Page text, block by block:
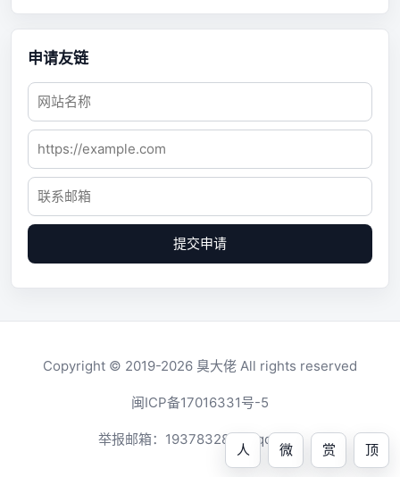
申请友链
提交申请
人 微 赏 顶
Copyright © 2019-2026 臭大佬 All rights reserved
闽ICP备17016331号-5
举报邮箱： 1937832819@qq.com